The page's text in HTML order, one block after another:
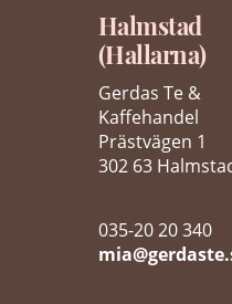
Halmstad
(Hallarna)
Gerdas Te &
Kaffehandel
Prästvägen 1
302 63
035-20 20 340